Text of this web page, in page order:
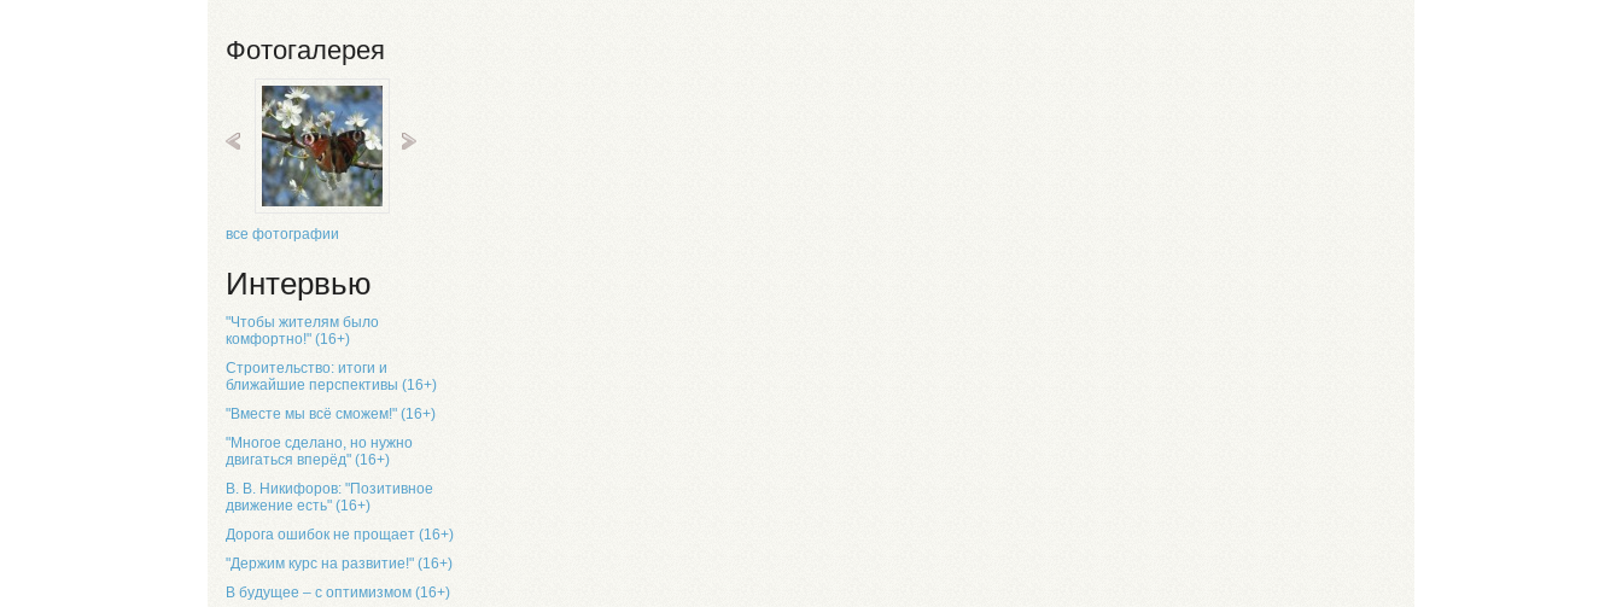
Фотогалерея
все фотографии
Интервью
"Чтобы жителям было
комфортно!" (16+)
Строительство: итоги и
ближайшие перспективы (16+)
"Вместе мы всё сможем!" (16+)
"Многое сделано, но нужно
двигаться вперёд" (16+)
В. В. Никифоров: "Позитивное
движение есть" (16+)
Дорога ошибок не прощает (16+)
"Держим курс на развитие!" (16+)
В будущее – с оптимизмом (16+)